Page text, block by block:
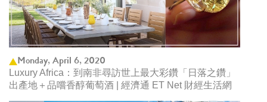
Monday, April 6, 2020
Luxury Africa：到南非尋訪世上最大彩鑽「日落之鑽」
出產地＋品嚐香醇葡萄酒 | 經濟通 ET Net 財經生活網